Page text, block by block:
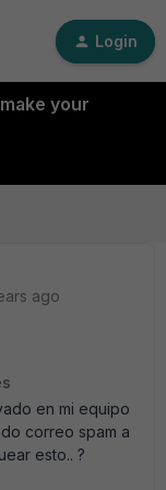
Login
your
ago
en mi equipo
correo spam a
esto.. ?